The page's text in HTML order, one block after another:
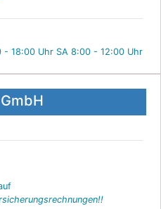
- 18:00 Uhr SA 8:00 - 12:00 Uhr